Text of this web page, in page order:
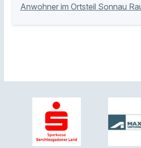
Anwohner im Ortsteil Sonnau